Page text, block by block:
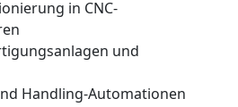
in CNC-
und
Handling-Automationen